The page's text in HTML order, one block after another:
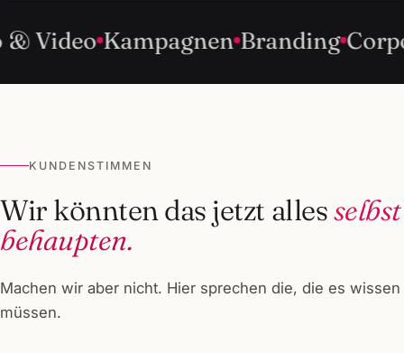
Foto & Video Kampagnen Branding
KUNDENSTIMMEN
Wir könnten das jetzt allesselbst
behaupten.
Machen wir aber nicht. Hier sprechen die, die es wissen
müssen.